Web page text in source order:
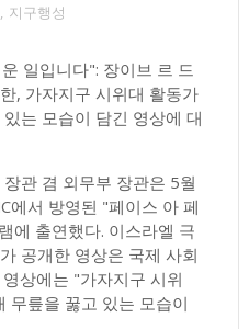
, 지구행성
일입니다": 장이브 르 드
, 가자지구 시위대 활동가
는 모습이 담긴 영상에 대
관 겸 외무부 장관은 5월
에서 방영된 "페이스 아 페
에 출연했다. 이스라엘 극
공개한 영상은 국제 사회
상에는 "가자지구 시위
무릎을 꿇고 있는 모습이